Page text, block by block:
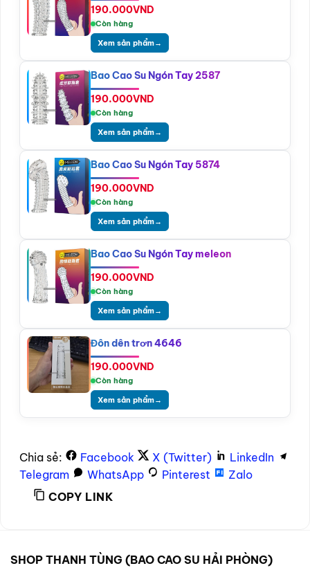
190.000VND
Còn hàng
Xem sản phẩm→
Bao Cao Su Ngón Tay 2587
190.000VND
Còn hàng
Xem sản phẩm→
Bao Cao Su Ngón Tay 5874
190.000VND
Còn hàng
Xem sản phẩm→
Bao Cao Su Ngón Tay meleon
190.000VND
Còn hàng
Xem sản phẩm→
Đôn dên trơn 4646
190.000VND
Còn hàng
Xem sản phẩm→
Chia sẻ: Facebook X (Twitter)
LinkedIn
Telegram
WhatsApp Pinterest
Zalo
COPY LINK
SHOP THANH TÙNG (BAO CAO SU HẢI PHÒNG)